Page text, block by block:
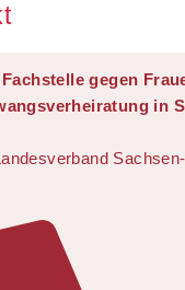
Fachstelle gegen
in